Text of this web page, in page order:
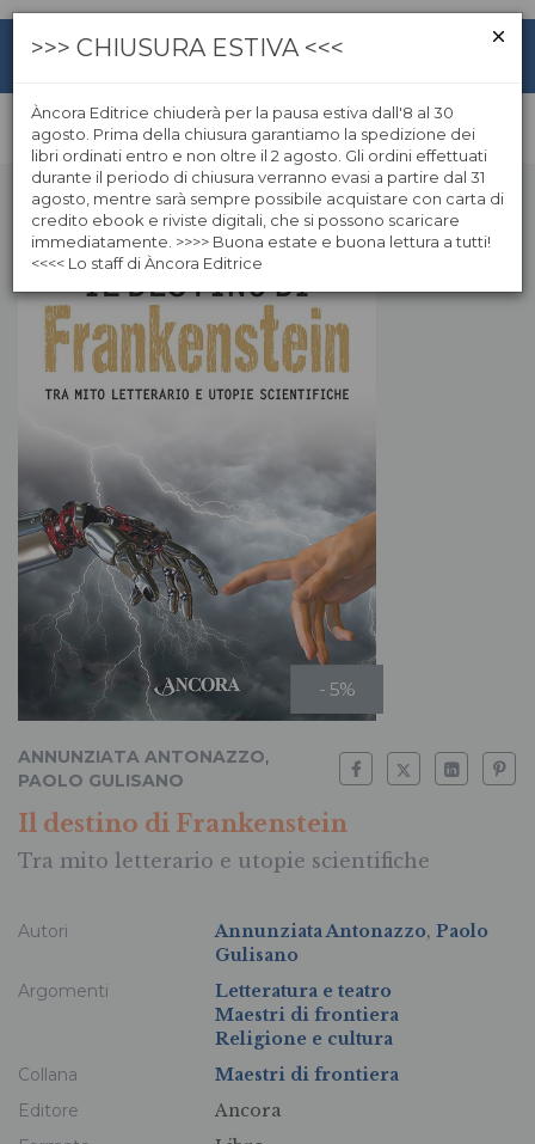
- 5%
ANNUNZIATA ANTONAZZO,
PAOLO GULISANO
Il destino di Frankenstein
Tra mito letterario e utopie scientifiche
Autori Annunziata Antonazzo, Paolo
Gulisano
Argomenti
Letteratura e teatro
Maestri di frontiera
Religione e cultura
Collana
Maestri di frontiera
Editore
Ancora
>>> CHIUSURA ESTIVA <<<
Àncora Editrice chiuderà per la pausa estiva dall'8 al 30
agosto. Prima della chiusura garantiamo la spedizione dei
libri ordinati entro e non oltre il 2 agosto. Gli ordini effettuati
durante il periodo di chiusura verranno evasi a partire dal 31
agosto, mentre sarà sempre possibile acquistare con carta di
credito ebook e riviste digitali, che si possono scaricare
immediatamente. >>>> Buona estate e buona lettura a tutti!
<<<< Lo staff di Àncora Editrice